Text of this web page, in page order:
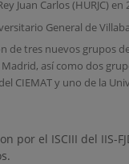
Juan Carlos (HURJC) en
General de
de tres nuevos grupos
así como dos
CIEMAT y uno de la
por el ISCIII del IIS-